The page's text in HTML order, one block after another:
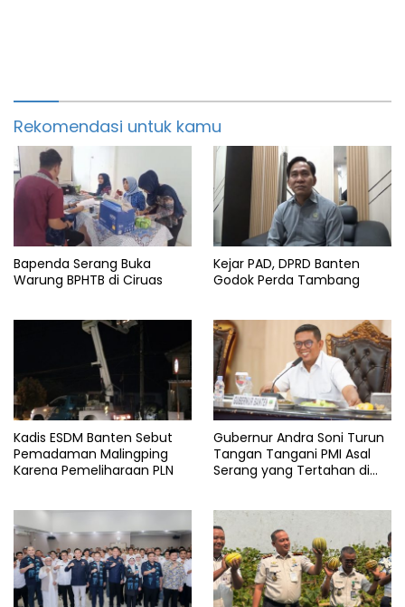
Rekomendasi untuk kamu
Bapenda Serang Buka
Warung BPHTB di Ciruas
Kejar PAD, DPRD Banten
Godok Perda Tambang
Kadis ESDM Banten Sebut
Pemadaman Malingping
Karena Pemeliharaan PLN
Gubernur Andra Soni Turun
Tangan Tangani PMI Asal
Serang yang Tertahan di